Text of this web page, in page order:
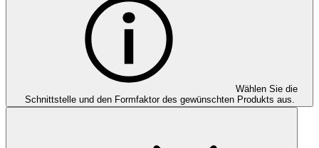
Wählen Sie die
Schnittstelle und den Formfaktor des gewünschten Produkts aus.